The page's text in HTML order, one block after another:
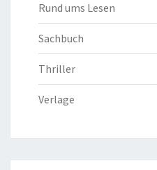
Rund ums Lesen
Sachbuch
Thriller
Verlage